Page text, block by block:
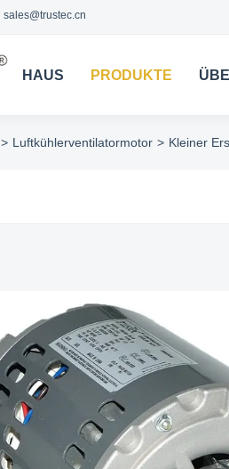
sales@trustec.cn
HAUS PRODUKTE
> Luftkühlerventilatormotor > Kleiner